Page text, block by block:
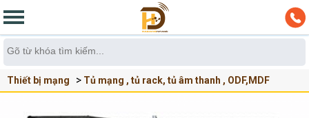
Thiết bị mạng Tủ mạng , tủ rack, tủ âm thanh , ODF,MDF